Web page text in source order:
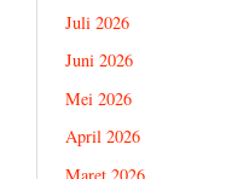
Juli 2026
Juni 2026
Mei 2026
April 2026